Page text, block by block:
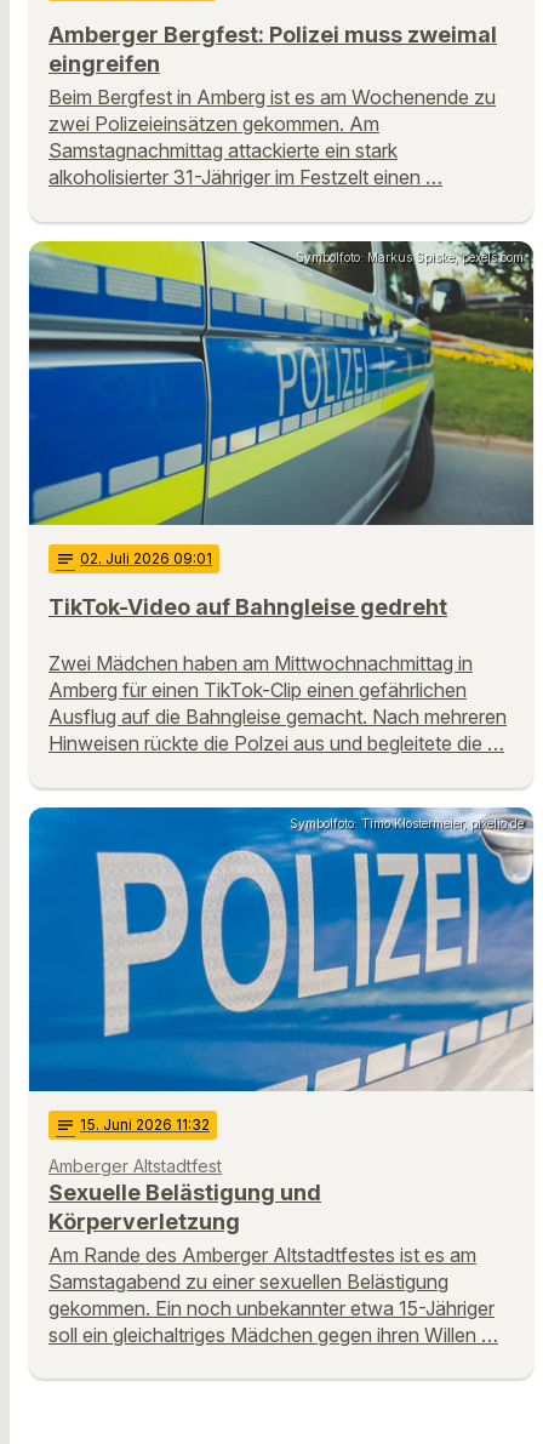
Amberger Bergfest: Polizei muss zweimal
eingreifen
Beim Bergfest in Amberg ist es am Wochenende zu
zwei Polizeieinsätzen gekommen. Am
Samstagnachmittag attackierte ein stark
alkoholisierter 31-Jähriger im Festzelt einen …
Symbolfoto: Markus Spiske, pexels.com
notes 02. Juli 2026 09:01
TikTok-Video auf Bahngleise gedreht
Zwei Mädchen haben am Mittwochnachmittag in
Amberg für einen TikTok-Clip einen gefährlichen
Ausflug auf die Bahngleise gemacht. Nach mehreren
Hinweisen rückte die Polzei aus und begleitete die …
Symbolfoto: Timo Klostermeier, pixelio.de
notes 15. Juni 2026 11:32
Amberger Altstadtfest
Sexuelle Belästigung und
Körperverletzung
Am Rande des Amberger Altstadtfestes ist es am
Samstagabend zu einer sexuellen Belästigung
gekommen. Ein noch unbekannter etwa 15-Jähriger
soll ein gleichaltriges Mädchen gegen ihren Willen …